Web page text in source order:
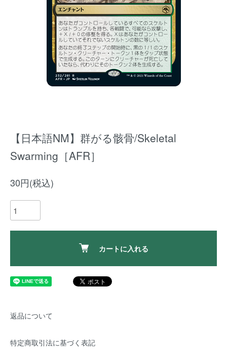
【日本語NM】群がる骸骨/Skeletal
Swarming［AFR］
30円(税込)
カートに入れる
返品について
特定商取引法に基づく表記